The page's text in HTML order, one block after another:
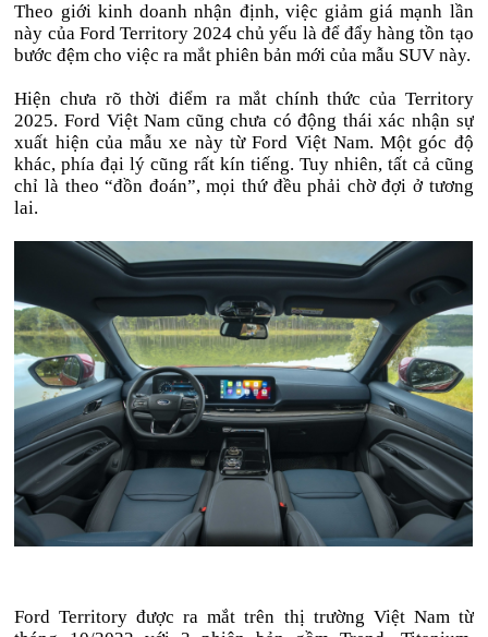
Theo giới kinh doanh nhận định, việc giảm giá mạnh lần
này của Ford Territory 2024 chủ yếu là để đẩy hàng tồn tạo
bước đệm cho việc ra mắt phiên bản mới của mẫu SUV này.
Hiện chưa rõ thời điểm ra mắt chính thức của Territory
2025. Ford Việt Nam cũng chưa có động thái xác nhận sự
xuất hiện của mẫu xe này từ Ford Việt Nam. Một góc độ
khác, phía đại lý cũng rất kín tiếng. Tuy nhiên, tất cả cũng
chỉ là theo “đồn đoán”, mọi thứ đều phải chờ đợi ở tương
lai.
Ford Territory được ra mắt trên thị trường Việt Nam từ